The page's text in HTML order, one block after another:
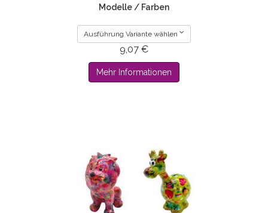
Modelle / Farben
Ausführung Variante wählen
9,07 €
Mehr Informationen